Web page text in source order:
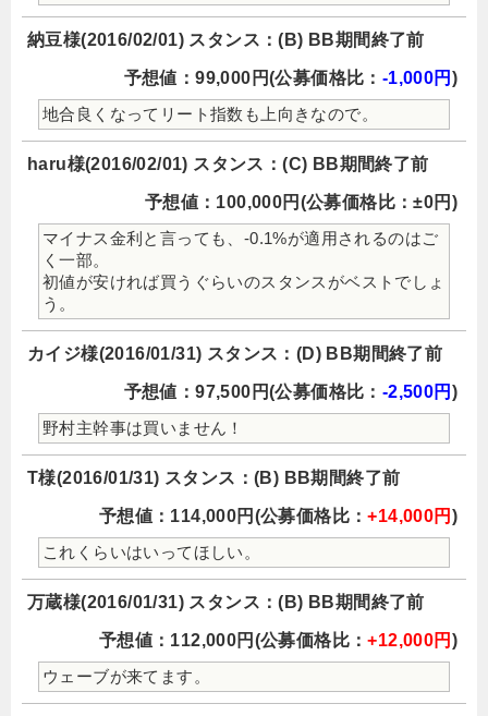
納豆様(2016/02/01) スタンス：(B) BB期間終了前
予想値：99,000円(公募価格比： -1,000円 )
地合良くなってリート指数も上向きなので。
haru様(2016/02/01) スタンス：(C) BB期間終了前
予想値：100,000円(公募価格比：±0円)
マイナス金利と言っても、-0.1%が適用されるのはご
く一部。
初値が安ければ買うぐらいのスタンスがベストでしょ
う。
カイジ様(2016/01/31) スタンス：(D) BB期間終了前
予想値：97,500円(公募価格比： -2,500円 )
野村主幹事は買いません！
T様(2016/01/31) スタンス：(B) BB期間終了前
予想値：114,000円(公募価格比：+14,000円 )
これくらいはいってほしい。
万蔵様(2016/01/31) スタンス：(B) BB期間終了前
予想値：112,000円(公募価格比：+12,000円 )
ウェーブが来てます。